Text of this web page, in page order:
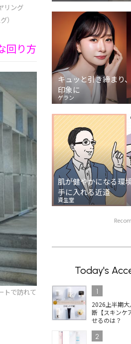
リング
）
回り方
トで訪れて
キュッと引き締まり
印象に
ゲラン
肌が健やかになる環
手に入れる近道
資生堂
Today's
1
2026上半期
断【スキンケ
せるのは？
2